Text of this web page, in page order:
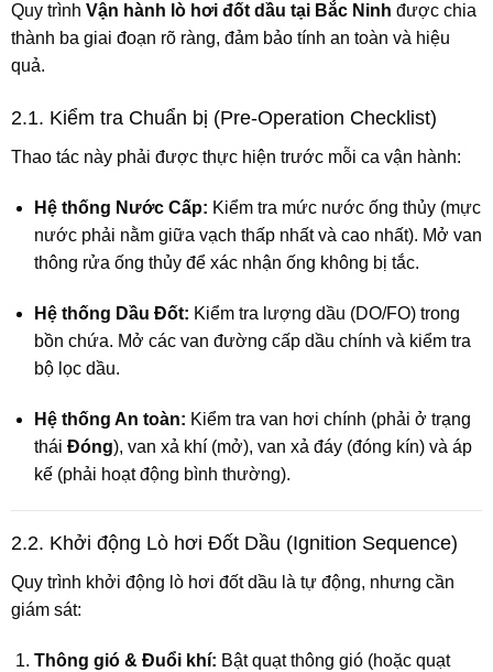
Quy trình Vận hành lò hơi đốt dầu tại Bắc Ninh được chia
thành ba giai đoạn rõ ràng, đảm bảo tính an toàn và hiệu
quả.
2.1. Kiểm tra Chuẩn bị (Pre-Operation Checklist)
Thao tác này phải được thực hiện trước mỗi ca vận hành:
Hệ thống Nước Cấp: Kiểm tra mức nước ống thủy (mực
nước phải nằm giữa vạch thấp nhất và cao nhất). Mở van
thông rửa ống thủy để xác nhận ống không bị tắc.
Hệ thống Dầu Đốt: Kiểm tra lượng dầu (DO/FO) trong
bồn chứa. Mở các van đường cấp dầu chính và kiểm tra
bộ lọc dầu.
Hệ thống An toàn: Kiểm tra van hơi chính (phải ở trạng
thái Đóng), van xả khí (mở), van xả đáy (đóng kín) và áp
kế (phải hoạt động bình thường).
2.2. Khởi động Lò hơi Đốt Dầu (Ignition Sequence)
Quy trình khởi động lò hơi đốt dầu là tự động, nhưng cần
giám sát:
Thông gió & Đuổi khí: Bật quạt thông gió (hoặc quạt